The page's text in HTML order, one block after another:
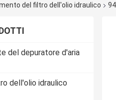
del filtro dell'olio idraulico
del depuratore d'aria
dell'olio idraulico